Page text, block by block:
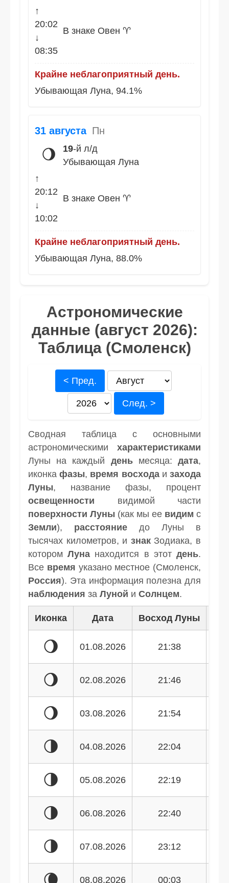
↑
20:02
↓
08:35
В знаке Овен ♈
Крайне неблагоприятный день.
Убывающая Луна, 94.1%
31 августа Пн
🌖 19-й л/д
Убывающая Луна
↑
20:12
↓
10:02
В знаке Овен ♈
Крайне неблагоприятный день.
Убывающая Луна, 88.0%
Астрономические
данные (август 2026):
Таблица (Смоленск)
< Пред.
След. >
Сводная таблица с основными
астрономическими характеристиками
Луны на каждый деньмесяца:дата,
иконкафазы, время восходаизахода
Луны, название фазы, процент
освещенности видимой части
поверхности Луны (как мы ее видим с
Земли), расстояние до Луны в
тысячах километров, и знакЗодиака, в
которомЛуна находится в этотдень.
Все время указано местное (Смоленск,
Россия). Эта информация полезна для
наблюдения за Луной и Солнцем.
Иконка Дата Восход Луны
🌖 01.08.2026 21:38
🌖 02.08.2026 21:46
🌖 03.08.2026 21:54
🌗 04.08.2026 22:04
🌗 05.08.2026 22:19
🌗 06.08.2026 22:40
🌗 07.08.2026 23:12
08.08.2026 00:03